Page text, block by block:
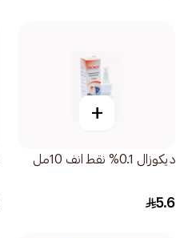
+
ديكوزال 0.1% نقط انف 10مل
5.6